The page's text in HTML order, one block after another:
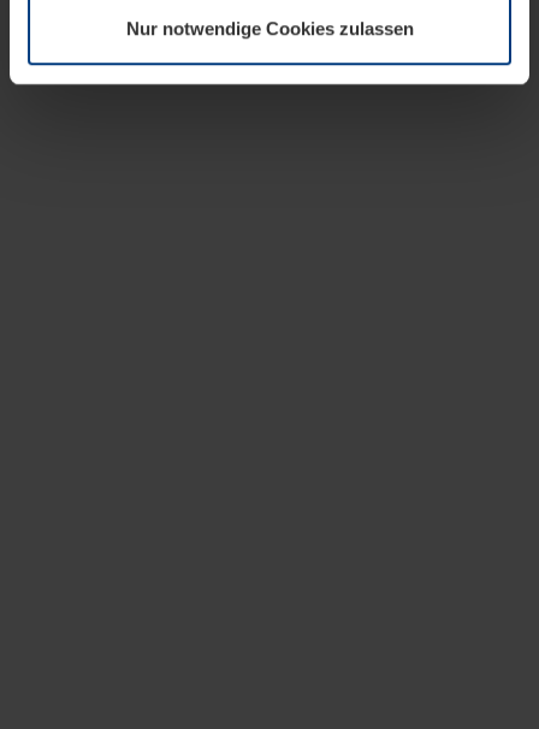
Datenschutzerklärungunserer Website ändern oder
widerrufen.
Nur notwendige Cookies zulassen